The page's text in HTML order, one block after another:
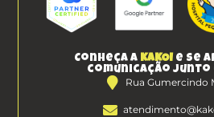
Conheça a KAKOI e se
comunicação junto
Rua Gumercindo